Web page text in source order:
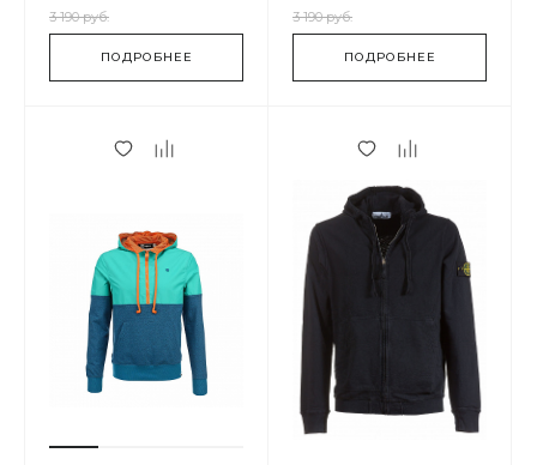
3 190 руб.
ПОДРОБНЕЕ
3 190 руб.
ПОДРОБНЕЕ